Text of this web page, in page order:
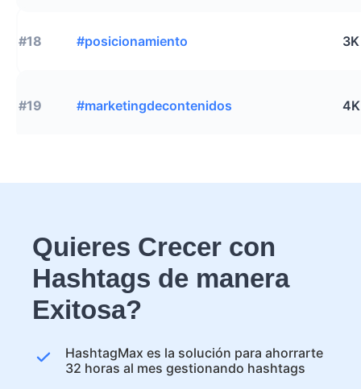
#18 #posicionamiento 3K
#19 #marketingdecontenidos 4K
Quieres Crecer con
Hashtags de manera
Exitosa?
HashtagMax es la solución para ahorrarte
32 horas al mes gestionando hashtags